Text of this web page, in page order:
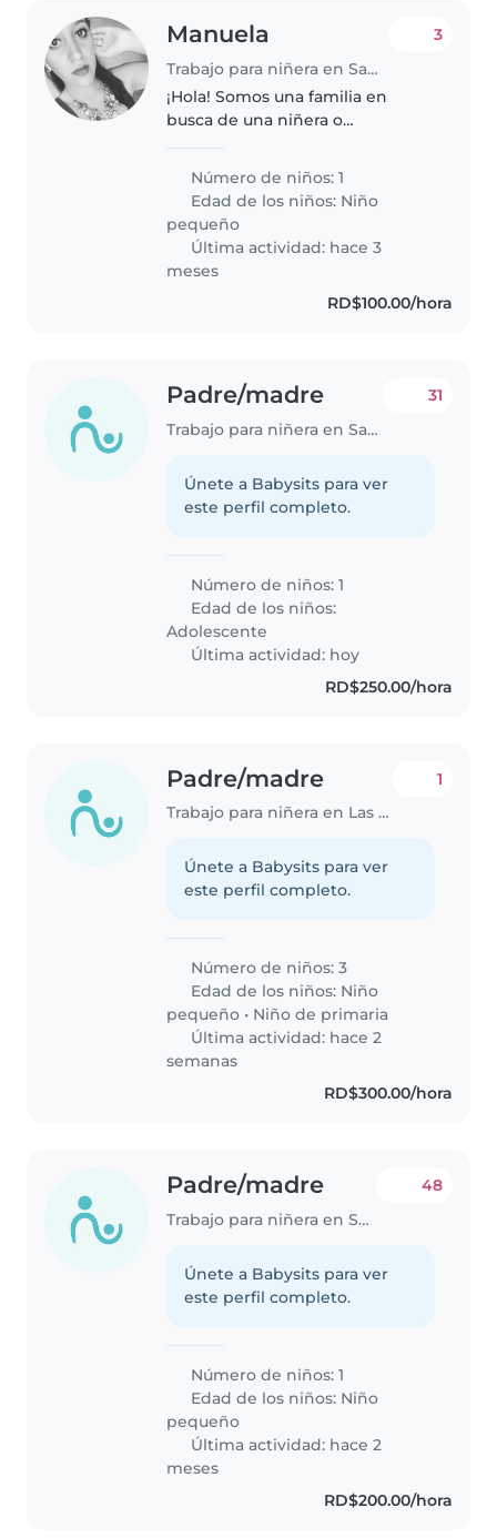
Manuela
Trabajo para niñera en Santiago de los Caballeros
3
¡Hola! Somos una familia en
busca de una niñera o
pequeño, un niño/a en edad de
gatear lleno de energía y
curiosidad. Necesitamos a
alguien que se sienta cómodo/a..
Número de niños: 1
Edad de los niños: Niño
pequeño
Última actividad: hace 3
meses
RD$100.00/hora
Padre/madre
Trabajo para niñera en Santiago de los Caballeros
31
Únete a Babysits para ver
este perfil completo.
Número de niños: 1
Edad de los niños:
Adolescente
Última actividad: hoy
RD$250.00/hora
Padre/madre
Trabajo para niñera en Las Terrenas
1
Únete a Babysits para ver
este perfil completo.
Número de niños: 3
Edad de los niños: Niño
pequeño • Niño de primaria
Última actividad: hace 2
semanas
RD$300.00/hora
Padre/madre
Trabajo para niñera en Santo Domingo (Distrito de Santo Domingo)
48
Únete a Babysits para ver
este perfil completo.
Número de niños: 1
Edad de los niños: Niño
pequeño
Última actividad: hace 2
meses
RD$200.00/hora